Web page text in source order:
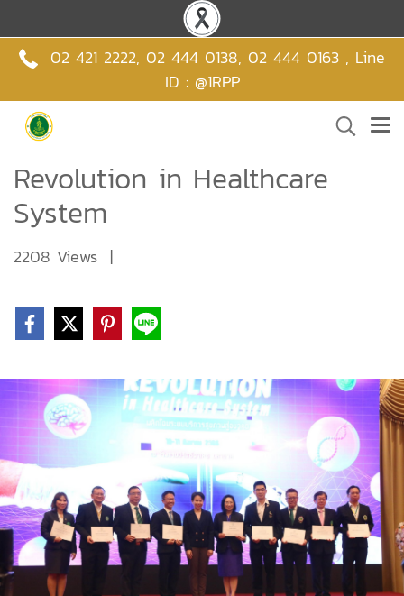
02 421 2222, 02 444 0138, 02 444 0163 , Line
ID : @1RPP
Revolution in Healthcare
System
2208 Views |